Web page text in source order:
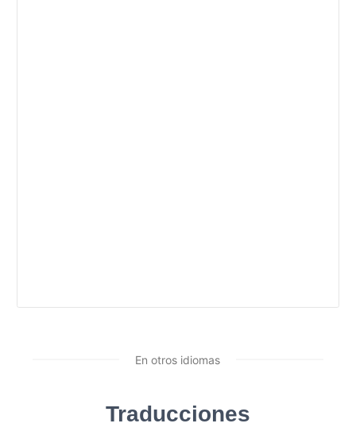
En otros idiomas
Traducciones